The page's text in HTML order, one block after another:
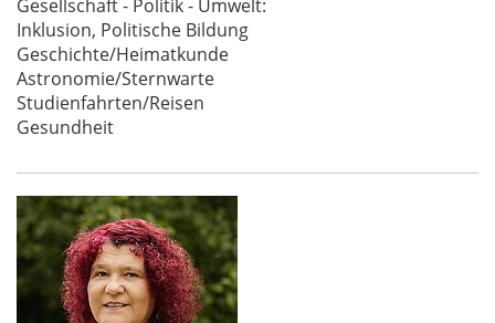
Gesellschaft - Politik - Umwelt:
Inklusion, Politische Bildung
Geschichte/Heimatkunde
Astronomie/Sternwarte
Studienfahrten/Reisen
Gesundheit